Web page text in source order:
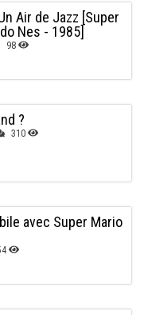
Air de Jazz [Super
Nes - 1985]
98
?
310
avec Super Mario